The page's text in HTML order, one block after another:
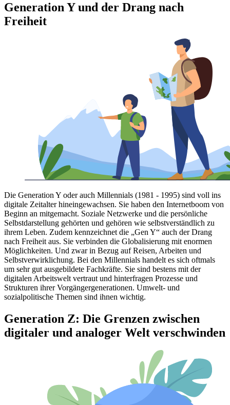
Generation Y und der Drang nach
Freiheit
Die Generation Y oder auch Millennials (1981 - 1995) sind voll ins
digitale Zeitalter hineingewachsen. Sie haben den Internetboom von
Beginn an mitgemacht. Soziale Netzwerke und die persönliche
Selbstdarstellung gehörten und gehören wie selbstverständlich zu
ihrem Leben. Zudem kennzeichnet die „Gen Y“ auch der Drang
nach Freiheit aus. Sie verbinden die Globalisierung mit enormen
Möglichkeiten. Und zwar in Bezug auf Reisen, Arbeiten und
Selbstverwirklichung. Bei den Millennials handelt es sich oftmals
um sehr gut ausgebildete Fachkräfte. Sie sind bestens mit der
digitalen Arbeitswelt vertraut und hinterfragen Prozesse und
Strukturen ihrer Vorgängergenerationen. Umwelt- und
sozialpolitische Themen sind ihnen wichtig.
Generation Z: Die Grenzen zwischen
digitaler und analoger Welt verschwinden